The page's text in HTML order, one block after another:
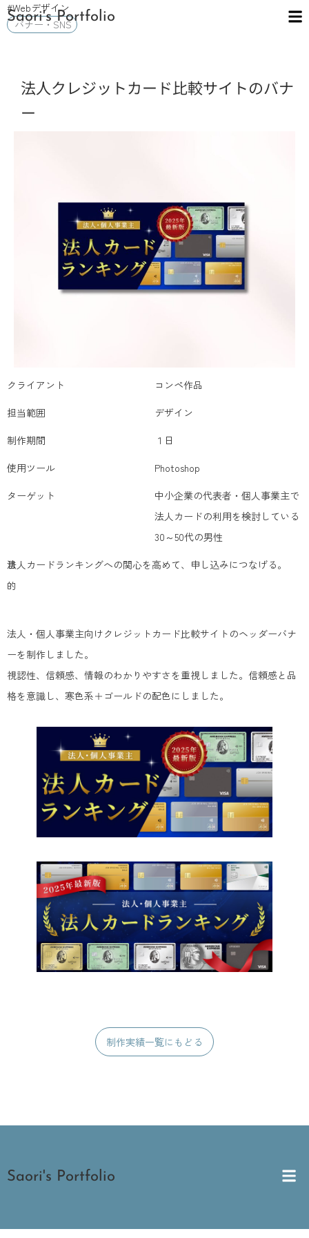
Saori's Portfolio
メ
ニ
#Webデザイン
バナー・SNS
法人クレジットカード比較サイトのバナ
ー
クライアント
コンペ作品
担当範囲
デザイン
制作期間
１日
使用ツール
Photoshop
ターゲット
中小企業の代表者・個人事業主で
法人カードの利用を検討している
30～50代の男性
目
的
法人カードランキングへの関心を高めて、申し込みにつなげる。
法人・個人事業主向けクレジットカード比較サイトのヘッダーバナ
ーを制作しました。
視認性、信頼感、情報のわかりやすさを重視しました。信頼感と品
格を意識し、寒色系＋ゴールドの配色にしました。
制作実績一覧にもどる
Saori's Portfolio
メ
ニ